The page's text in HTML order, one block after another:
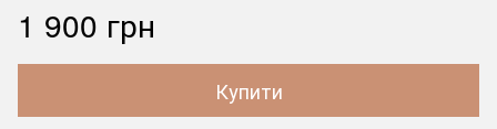
1 900 грн
Купити